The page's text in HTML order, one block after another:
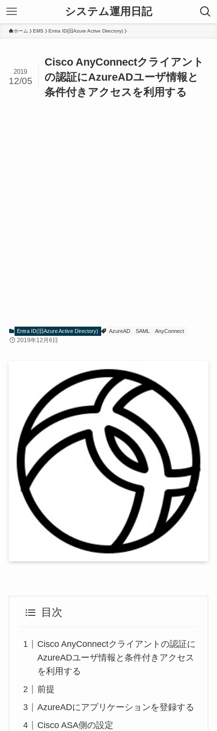
システム運用日記
ホーム EMS Entra ID(旧Azure Active Directory)
Cisco AnyConnectクライアント
の認証にAzureADユーザ情報と
条件付きアクセスを利用する
2019
12/05
Entra ID(旧Azure Active Directory) AzureAD SAML AnyConnect
2019年12月6日
目次
Cisco AnyConnectクライアントの認証に
AzureADユーザ情報と条件付きアクセス
を利用する
前提
AzureADにアプリケーションを登録する
Cisco ASA側の設定